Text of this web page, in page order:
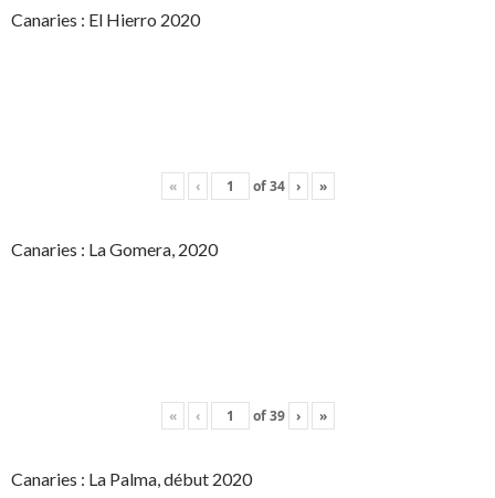
Canaries : El Hierro 2020
« ‹ of34 › »
Canaries : La Gomera, 2020
« ‹ of39 › »
Canaries : La Palma, début 2020